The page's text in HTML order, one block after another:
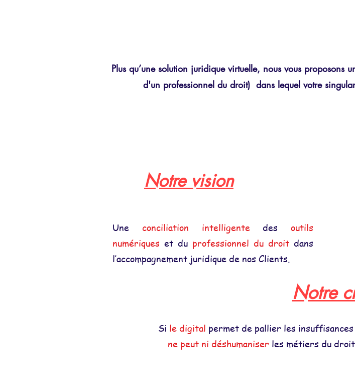
Plus qu’une solution juridique virtuelle, nous vous
d'un professionnel du droit) dans lequel votre
Notre vision
Une conciliation intelligentedes outils
numériques et du professionnel du droit dans
l’accompagnement juridique de nos Clients.
Notre
Si le digital permet de pallier les
ne peut ni déshumaniser les métiers du